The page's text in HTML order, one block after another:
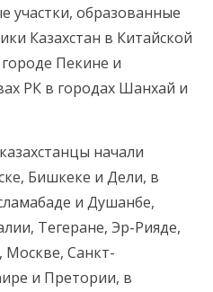
участки, образованные
Казахстан в Китайской
Пекине и
РК в городах Шанхай и
начали
Бишкеке и Дели, в
и Душанбе,
Тегеране, Эр-Рияде,
Санкт-
и Претории, в